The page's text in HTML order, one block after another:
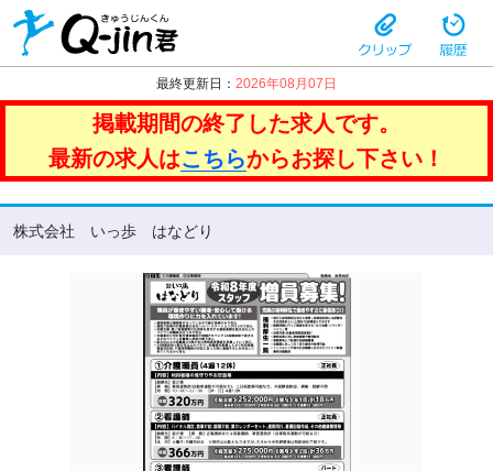
最終更新日： 2026年08月07日
掲載期間の終了した求人です。
最新の求人はこちらからお探し下さい！
株式会社 いっ歩 はなどり